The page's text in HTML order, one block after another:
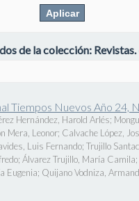
de la colección: Revistas.
Tiempos Nuevos Año 24,
Hernández, Harold Arlés;
Mera, Leonor; Calvache López,
Luis Fernando; Trujillo
; Álvarez Trujillo, María Camila;
Eugenia; Quijano Vodniza,